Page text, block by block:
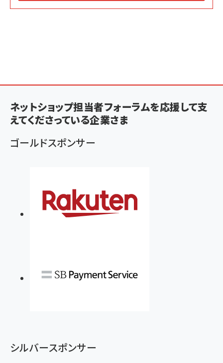
￥1,980
￥1,815
￥2,420
マーケティングの真実 P&G・グリコで学んだ失敗
Amazonランキングをもっと見る
スペシャルエディション[王道エンタメの矜持／
BTS]
￥1,100
anan(アンアン)2026/07/08号 No.2502[2026
ママ投資家が育休中に１億貯めた株式投資
￥1,870
Amazonランキングをもっと見る
￥2,200
￥2,750
￥3,190
フィードバック経営 「沈黙の組織」から「高め合う
Amazonランキングをもっと見る
ネットショップ担当者フォーラムを応援して支
えてくださっている企業さま
ゴールドスポンサー
シルバースポンサー